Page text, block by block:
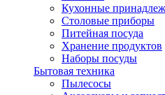
Кухонные
Столовые приборы
Питейная посуда
Хранение продуктов
Наборы посуды
Бытовая техника
Пылесосы